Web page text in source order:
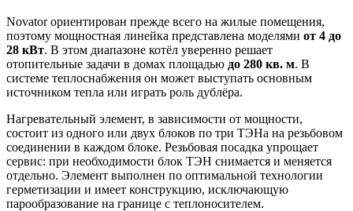
Novator ориентирован прежде всего на жилые помещения,
поэтому мощностная линейка представлена моделями от 4 до
28 кВт. В этом диапазоне котёл уверенно решает
отопительные задачи в домах площадью до 280 кв. м. В
системе теплоснабжения он может выступать основным
источником тепла или играть роль дублёра.
Нагревательный элемент, в зависимости от мощности,
состоит из одного или двух блоков по три ТЭНа на резьбовом
соединении в каждом блоке. Резьбовая посадка упрощает
сервис: при необходимости блок ТЭН снимается и меняется
отдельно. Элемент выполнен по оптимальной технологии
герметизации и имеет конструкцию, исключающую
парообразование на границе с теплоносителем.